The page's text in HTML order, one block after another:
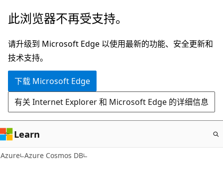
跳
主
要
内
此浏览器不再受支持。
请升级到 Microsoft Edge 以使用最新的功能、安全更新和
技术支持。
下载 Microsoft Edge
有关 Internet Explorer 和 Microsoft Edge 的详细信息
Learn
Azure Azure Cosmos DB